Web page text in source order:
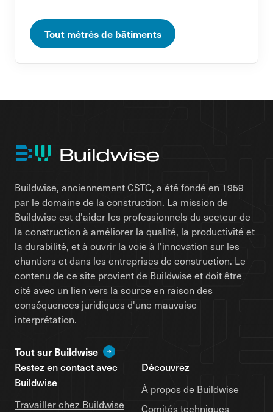
Tout métrés de bâtiments
Buildwise, anciennement CSTC, a été fondé en 1959
par le domaine de la construction. La mission de
Buildwise est d'aider les professionnels du secteur de
la construction à améliorer la qualité, la productivité et
la durabilité, et à ouvrir la voie à l'innovation sur les
chantiers et dans les entreprises de construction. Le
contenu de ce site provient de Buildwise et doit être
cité avec un lien vers la source en raison des
conséquences juridiques d'une mauvaise
interprétation.
Tout sur Buildwise
Restez en contact avec
Buildwise
Travailler chez Buildwise
Découvrez
À propos de Buildwise
Comités techniques